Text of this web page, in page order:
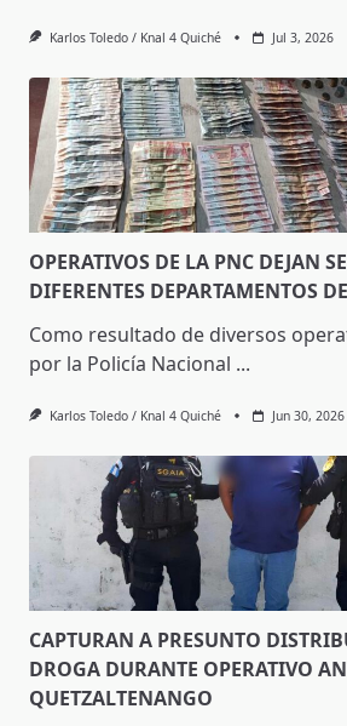
Karlos Toledo / Knal 4 Quiché Jul 3, 2026
OPERATIVOS DE LA PNC DEJAN
DIFERENTES DEPARTAMENTOS
Como resultado de diversos
por la Policía Nacional ...
Karlos Toledo / Knal 4 Quiché Jun 30, 2026
CAPTURAN A PRESUNTO
DROGA DURANTE OPERATIVO
QUETZALTENANGO